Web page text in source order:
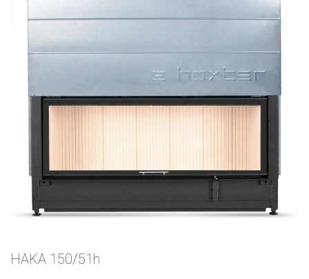
HAKA 150/51h